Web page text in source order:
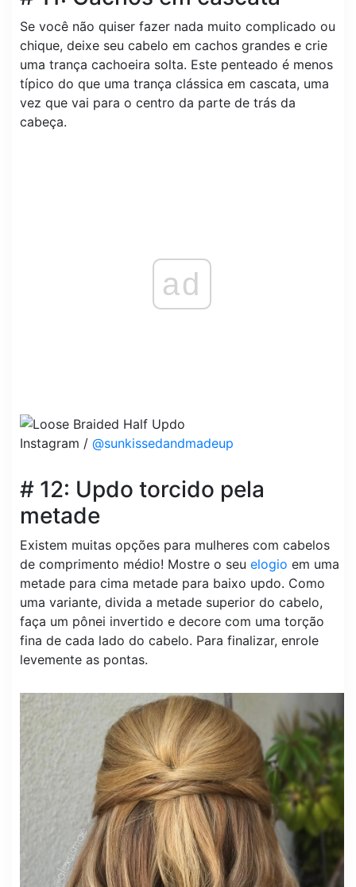
Se você não quiser fazer nada muito complicado ou
chique, deixe seu cabelo em cachos grandes e crie
uma trança cachoeira solta. Este penteado é menos
típico do que uma trança clássica em cascata, uma
vez que vai para o centro da parte de trás da
cabeça.
ad
Instagram / @sunkissedandmadeup
# 12: Updo torcido pela
metade
Existem muitas opções para mulheres com cabelos
de comprimento médio! Mostre o seu elogio em uma
metade para cima metade para baixo updo. Como
uma variante, divida a metade superior do cabelo,
faça um pônei invertido e decore com uma torção
fina de cada lado do cabelo. Para finalizar, enrole
levemente as pontas.